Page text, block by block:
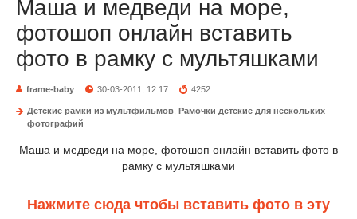
Маша и медведи на море,
фотошоп онлайн вставить
фото в рамку с мультяшками
frame-baby 30-03-2011, 12:17 4252
Детские рамки из мультфильмов Рамочки детские для нескольких
фотографий
Маша и медведи на море, фотошоп онлайн вставить фото в
рамку с мультяшками
Нажмите сюда чтобы вставить фото в эту